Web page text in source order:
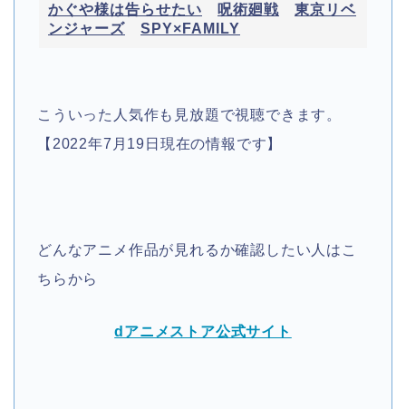
かぐや様は告らせたい
呪術廻戦
東京リベ
ンジャーズ
SPY×FAMILY
こういった人気作も見放題で視聴できます。
【2022年7月19日現在の情報です】
どんなアニメ作品が見れるか確認したい人はこ
ちらから
dアニメストア公式サイト